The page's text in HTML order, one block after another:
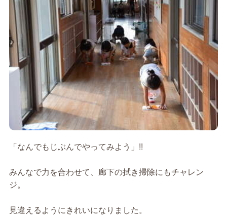
「なんでもじぶんでやってみよう」!!
みんなで力を合わせて、廊下の拭き掃除にもチャレン
ジ。
見違えるようにきれいになりました。